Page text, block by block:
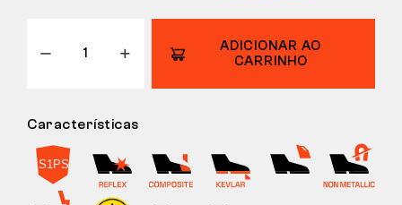
ADICIONAR AO
CARRINHO
Características